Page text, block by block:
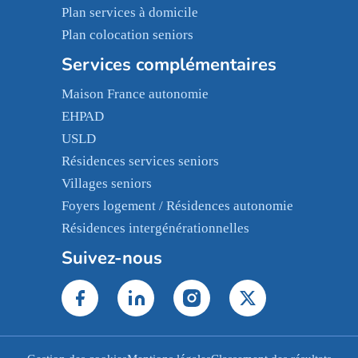
Plan services à domicile
Plan colocation seniors
Services complémentaires
Maison France autonomie
EHPAD
USLD
Résidences services seniors
Villages seniors
Foyers logement / Résidences autonomie
Résidences intergénérationnelles
Suivez-nous